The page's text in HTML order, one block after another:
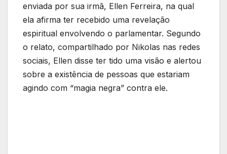
enviada por sua irmã, Ellen Ferreira, na qual
ela afirma ter recebido uma revelação
espiritual envolvendo o parlamentar. Segundo
o relato, compartilhado por Nikolas nas redes
sociais, Ellen disse ter tido uma visão e alertou
sobre a existência de pessoas que estariam
agindo com “magia negra” contra ele.